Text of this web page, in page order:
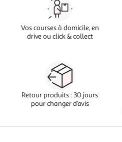
Vos courses à domicile, en
drive ou click & collect
Retour produits : 30 jours
pour changer d’avis